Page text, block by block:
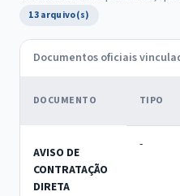
13 arquivo(s)
Documentos oficiais
DOCUMENTO TIPO
AVISO DE
CONTRATAÇÃO
DIRETA
-